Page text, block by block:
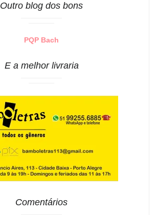
Outro blog dos bons
PQP Bach
E a melhor livraria
Comentários